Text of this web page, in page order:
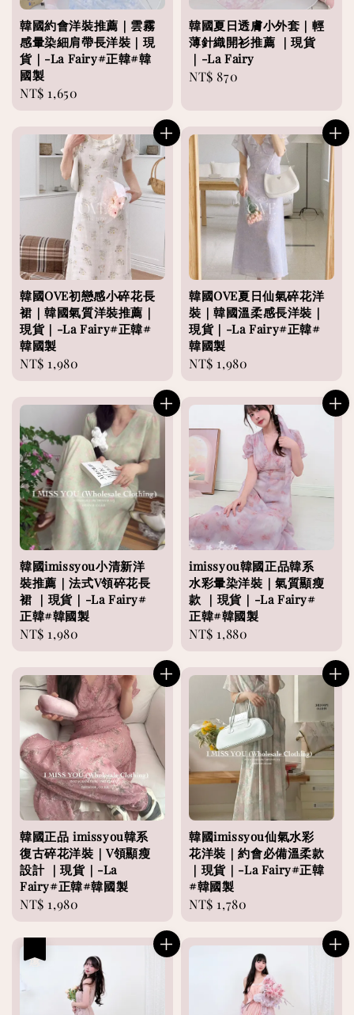
韓國約會洋裝推薦｜雲霧
感暈染細肩帶長洋裝｜現
貨｜-La Fairy#正韓#韓
國製
Regular
NT$ 1,650
韓國夏日透膚小外套｜輕
薄針織開衫推薦 ｜現貨
｜-La Fairy
Regular
NT$ 870
韓國OVE初戀感小碎花長
裙｜韓國氣質洋裝推薦｜
現貨｜-La Fairy#正韓#
韓國製
Regular
NT$ 1,980
韓國OVE夏日仙氣碎花洋
裝｜韓國溫柔感長洋裝｜
現貨｜-La Fairy#正韓#
韓國製
Regular
NT$ 1,980
韓國imissyou小清新洋
裝推薦｜法式V領碎花長
裙 ｜現貨｜-La Fairy#
正韓#韓國製
Regular
NT$ 1,980
imissyou韓國正品韓系
水彩暈染洋裝｜氣質顯瘦
款 ｜現貨｜-La Fairy#
正韓#韓國製
Regular
NT$ 1,880
韓國正品 imissyou韓系
復古碎花洋裝｜V領顯瘦
設計 ｜現貨｜-La
Fairy#正韓#韓國製
Regular
NT$ 1,980
韓國imissyou仙氣水彩
花洋裝｜約會必備溫柔款
｜現貨｜-La Fairy#正韓
#韓國製
Regular
NT$ 1,780